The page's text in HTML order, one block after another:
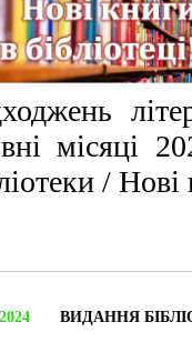
місяці
/
ВИДАННЯ